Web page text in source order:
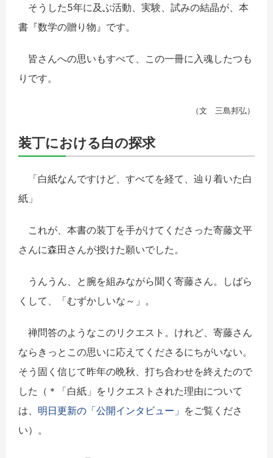
そうした5年に及ぶ活動、実験、試みの結晶が、本
書『数学の贈り物』です。
皆さんへの思いもすべて、この一冊に入魂したつも
りです。
（文 三島邦弘）
装丁における白の探求
「白紙なんですけど、すべてを経て、辿り着いた白
紙」
これが、本書の装丁を手がけてくださった寄藤文平
さんに森田さんが授けた願いでした。
うんうん、と腕を組みながら聞く寄藤さん。しばら
くして、「むずかしいな～」。
禅問答のようなこのリクエスト。けれど、寄藤さん
ならきっとこの思いに応えてくださるにちがいない。
そう固く信じて昨年の晩秋、打ち合わせを終えたので
した（＊「白紙」をリクエストされた理由について
は、 明日更新の「公開インタビュー」 をご覧くださ
い）。